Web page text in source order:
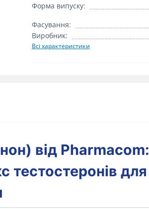
Форма випуску:
Фасування:
Виробник:
Всі характеристики
від Pharmacom:
тестостеронів для